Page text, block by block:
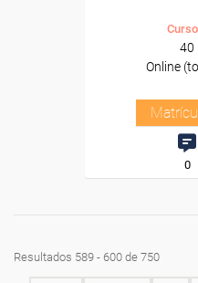
40
Online
0
Resultados 589 - 600 de 750